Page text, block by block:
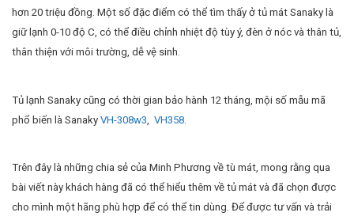
hơn 20 triệu đồng. Một số đặc điểm có thể tìm thấy ở tủ mát Sanaky là
giữ lạnh 0-10 độ C, có thể điều chỉnh nhiệt độ tùy ý, đèn ở nóc và thân tủ,
thân thiện với môi trường, dễ vệ sinh.
Tủ lạnh Sanaky cũng có thời gian bảo hành 12 tháng, mội số mẫu mã
phổ biến là Sanaky VH-308w3 VH358
Trên đây là những chia sẻ của Minh Phương về tù mát, mong rằng qua
bài viết này khách hàng đã có thể hiểu thêm về tủ mát và đã chọn được
cho mình một hãng phù hợp để có thể tin dùng. Để được tư vấn và trải